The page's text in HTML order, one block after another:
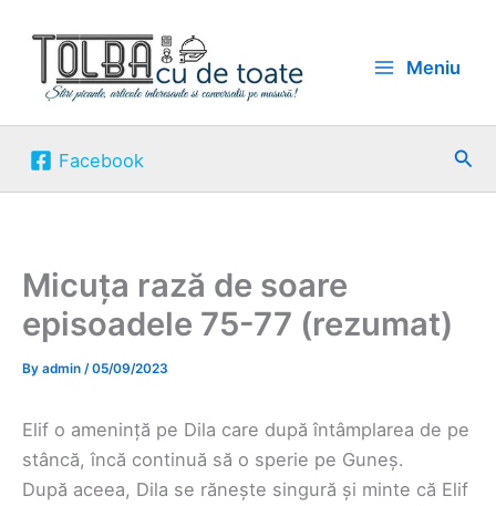
content
Meniu
Facebook
Micuța rază de soare
episoadele 75-77 (rezumat)
By admin /05/09/2023
Elif o amenință pe Dila care după întâmplarea de pe
stâncă, încă continuă să o sperie pe Guneș.
După aceea, Dila se rănește singură și minte că Elif